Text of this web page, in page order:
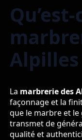
Alpilles
La marbrerie des
façonnage et la
que le marbre et le
transmet de
qualité et